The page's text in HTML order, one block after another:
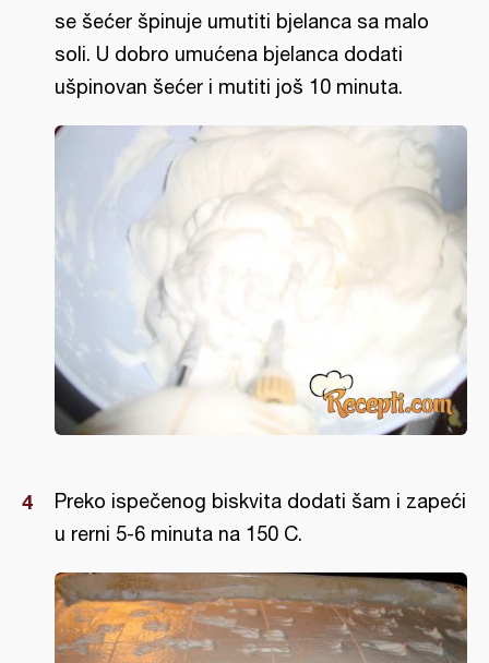
se šećer špinuje umutiti bjelanca sa malo
soli. U dobro umućena bjelanca dodati
ušpinovan šećer i mutiti još 10 minuta.
Preko ispečenog biskvita dodati šam i zapeći
u rerni 5-6 minuta na 150 C.